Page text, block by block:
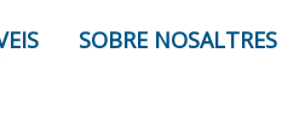
SOBRE NOSALTRES